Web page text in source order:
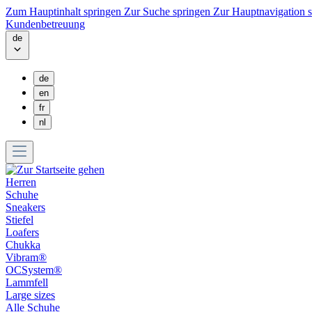
Zum Hauptinhalt springen Zur Suche springen Zur Hauptnavigation
Kundenbetreuung
de
de
en
fr
nl
Herren
Schuhe
Sneakers
Stiefel
Loafers
Chukka
Vibram®
OCSystem®
Lammfell
Large sizes
Alle Schuhe